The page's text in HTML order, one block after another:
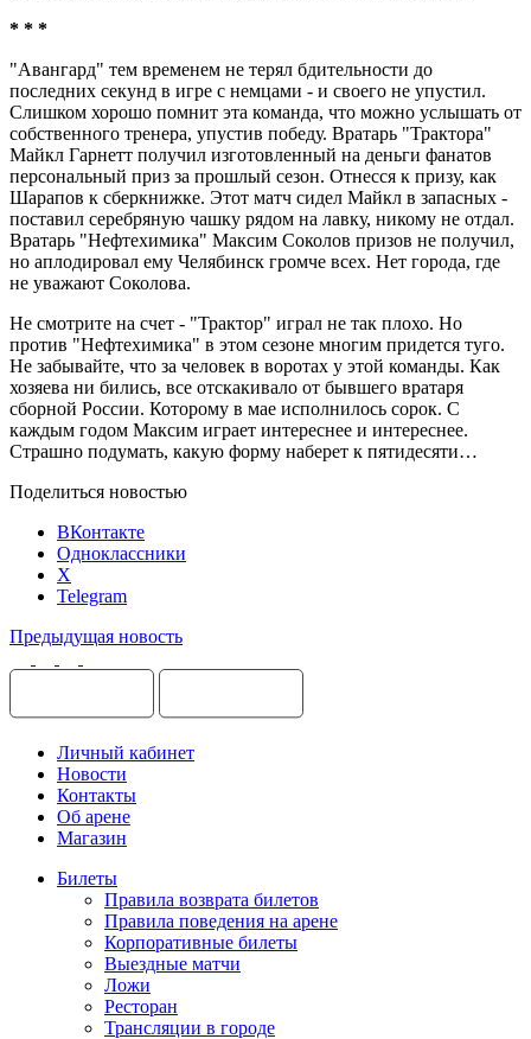
* * *
"Авангард" тем временем не терял бдительности до
последних секунд в игре с немцами - и своего не упустил.
Слишком хорошо помнит эта команда, что можно услышать от
собственного тренера, упустив победу. Вратарь "Трактора"
Майкл Гарнетт получил изготовленный на деньги фанатов
персональный приз за прошлый сезон. Отнесся к призу, как
Шарапов к сберкнижке. Этот матч сидел Майкл в запасных -
поставил серебряную чашку рядом на лавку, никому не отдал.
Вратарь "Нефтехимика" Максим Соколов призов не получил,
но аплодировал ему Челябинск громче всех. Нет города, где
не уважают Соколова.
Не смотрите на счет - "Трактор" играл не так плохо. Но
против "Нефтехимика" в этом сезоне многим придется туго.
Не забывайте, что за человек в воротах у этой команды. Как
хозяева ни бились, все отскакивало от бывшего вратаря
сборной России. Которому в мае исполнилось сорок. С
каждым годом Максим играет интереснее и интереснее.
Страшно подумать, какую форму наберет к пятидесяти…
Поделиться новостью
ВКонтакте
Одноклассники
X
Telegram
Предыдущая новость
Личный кабинет
Новости
Контакты
Об арене
Магазин
Билеты
Правила возврата билетов
Правила поведения на арене
Корпоративные билеты
Выездные матчи
Ложи
Ресторан
Трансляции в городе